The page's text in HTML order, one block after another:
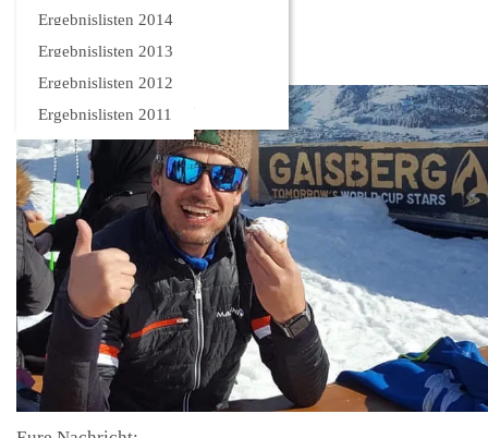
Ergebnislisten 2014
Ergebnislisten 2013
Ergebnislisten 2012
Ergebnislisten 2011
Bilder